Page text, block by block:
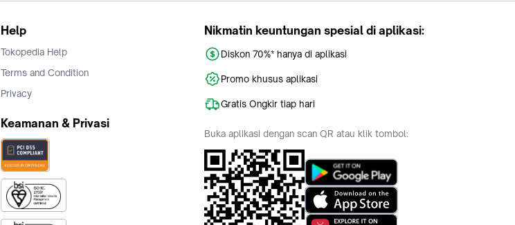
Help
Tokopedia Help
Terms and Condition
Privacy
Keamanan & Privasi
Nikmatin keuntungan spesial di aplikasi:
Diskon 70%* hanya di aplikasi
Promo khusus aplikasi
Gratis Ongkir tiap hari
Buka aplikasi dengan scan QR atau klik tombol: